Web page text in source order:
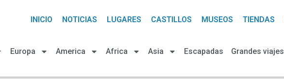
INICIO NOTICIAS LUGARES CASTILLOS MUSEOS TIENDAS
Europa America Africa Asia Escapadas Grandes viajes